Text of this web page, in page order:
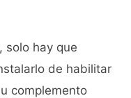
solo hay que
de habilitar
complemento